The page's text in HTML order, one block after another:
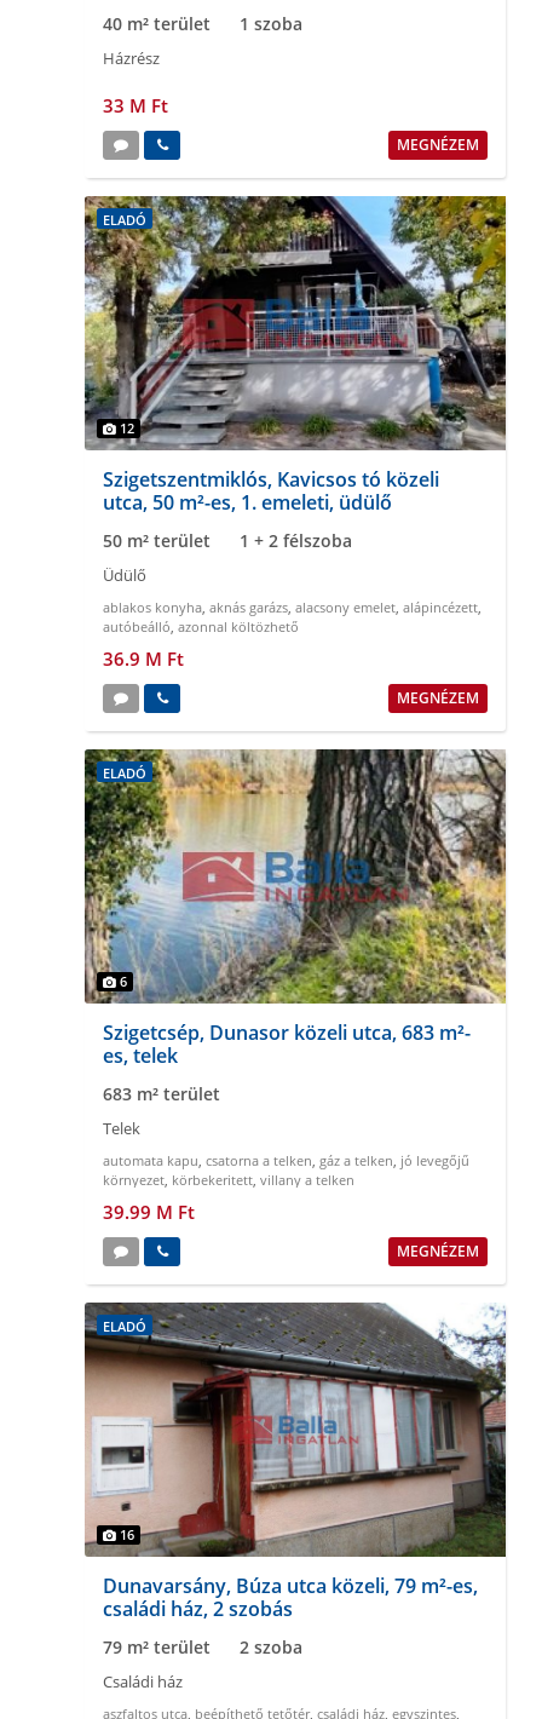
40 m² terület 1 szoba
Házrész
33 M Ft
MEGNÉZEM
ELADÓ
12
Szigetszentmiklós, Kavicsos tó közeli
utca, 50 m²-es, 1. emeleti, üdülő
50 m² terület 1 + 2 félszoba
Üdülő
ablakos konyha, aknás garázs, alacsony emelet, alápincézett,
autóbeálló, azonnal költözhető
36.9 M Ft
MEGNÉZEM
ELADÓ
6
Szigetcsép, Dunasor közeli utca, 683 m²-
es, telek
683 m² terület
Telek
automata kapu, csatorna a telken, gáz a telken, jó levegőjű
környezet, körbekeritett, villany a telken
39.99 M Ft
MEGNÉZEM
ELADÓ
16
Dunavarsány, Búza utca közeli, 79 m²-es,
családi ház, 2 szobás
79 m² terület 2 szoba
Családi ház
aszfaltos utca, beépíthető tetőtér, családi ház, egyszintes,